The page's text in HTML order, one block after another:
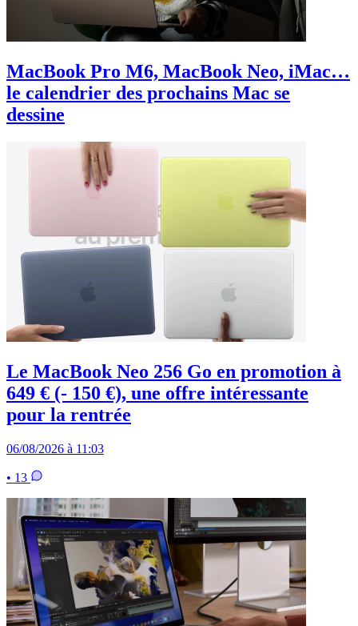
MacBook Pro M6, MacBook Neo, iMac…
le calendrier des prochains Mac se
dessine
Le MacBook Neo 256 Go en promotion à
649 € (- 150 €), une offre intéressante
pour la rentrée
06/08/2026 à 11:03
• 13